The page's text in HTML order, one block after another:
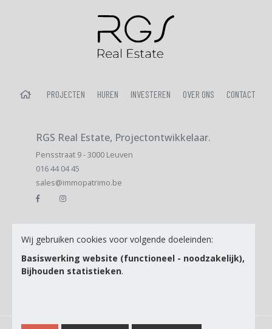
HOME PROJECTEN HUREN INVESTEREN OVER ONS CONTACT
RGS Real Estate, Projectontwikkelaar.
Pensstraat 9 - 3000 Leuven
016 44 04 45
sales@immopatrimo.be
E-mail
Ik ga akkoord met de
Wij gebruiken cookies voor volgende doeleinden:
Basiswerking website (functioneel - noodzakelijk),
Bijhouden statistieken.